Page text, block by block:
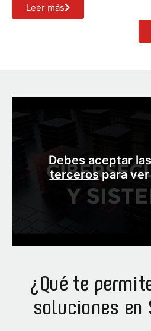
Leer más
Debes aceptar las
tercerospara
¿Qué te
soluciones en